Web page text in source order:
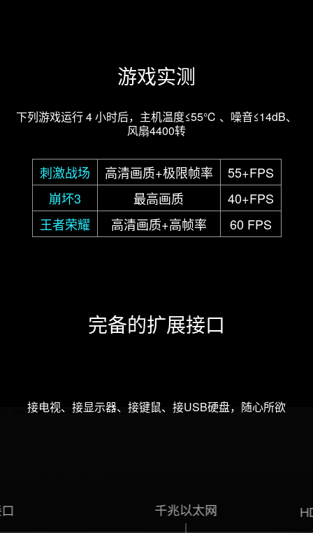
游戏实测
下列游戏运行 4 小时后，主机温度≤55℃ 、噪音≤14dB、
风扇4400转
刺激战场 高清画质+极限帧率
55+FPS
崩坏3
最高画质
40+FPS
王者荣耀
高清画质+高帧率 60 FPS
完备的扩展接口
接电视、接显示器、接键鼠、接USB硬盘，随心所欲